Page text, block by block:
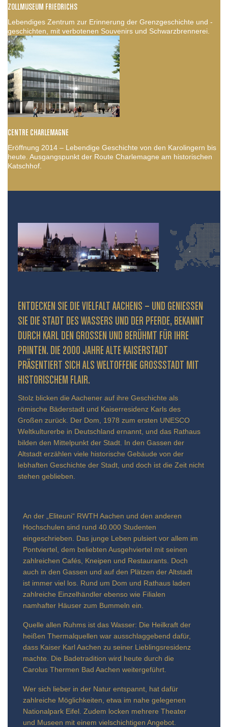
ZOLLMUSEUM FRIEDRICHS
Lebendiges Zentrum zur Erinnerung der Grenzgeschichte und -
geschichten, mit verbotenen Souvenirs und Schwarzbrennerei.
CENTRE CHARLEMAGNE
Eröffnung 2014 – Lebendige Geschichte von den Karolingern bis
heute. Ausgangspunkt der Route Charlemagne am historischen
Katschhof.
ENTDECKEN SIE DIE VIELFALT AACHENS – UND GENIESSEN S
IE DIE STADT DES WASSERS UND DER PFERDE, BEKANNT D
URCH KARL DEN GROSSEN UND BERÜHMT FÜR IHRE PR
INTEN. DIE 2000 JAHRE ALTE KAISERSTADT PR
ÄSENTIERT SICH ALS WELTOFFENE GROSSSTADT MIT HIS
TORISCHEM FLAIR.
Stolz blicken die Aachener auf ihre Geschichte als
römische Bäderstadt und Kaiserresidenz Karls des
Großen zurück. Der Dom, 1978 zum ersten UNESCO
Weltkulturerbe in Deutschland ernannt, und das Rathaus
bilden den Mittelpunkt der Stadt. In den Gassen der
Altstadt erzählen viele historische Gebäude von der
lebhaften Geschichte der Stadt, und doch ist die Zeit nicht
stehen geblieben.
An der „Eliteuni“ RWTH Aachen und den anderen
Hochschulen sind rund 40.000 Studenten
eingeschrieben. Das junge Leben pulsiert vor allem im
Pontviertel, dem beliebten Ausgehviertel mit seinen
zahlreichen Cafés, Kneipen und Restaurants. Doch
auch in den Gassen und auf den Plätzen der Altstadt
ist immer viel los. Rund um Dom und Rathaus laden
zahlreiche Einzelhändler ebenso wie Filialen
namhafter Häuser zum Bummeln ein.
Quelle allen Ruhms ist das Wasser: Die Heilkraft der
heißen Thermalquellen war ausschlaggebend dafür,
dass Kaiser Karl Aachen zu seiner Lieblingsresidenz
machte. Die Badetradition wird heute durch die
Carolus Thermen Bad Aachen weitergeführt.
Wer sich lieber in der Natur entspannt, hat dafür
zahlreiche Möglichkeiten, etwa im nahe gelegenen
Nationalpark Eifel. Zudem locken mehrere Theater
und Museen mit einem vielschichtigen Angebot.